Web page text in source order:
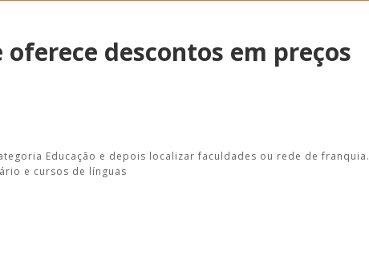
descontos em preços
Educação e depois localizar faculdades ou rede de franquia.
e cursos de línguas